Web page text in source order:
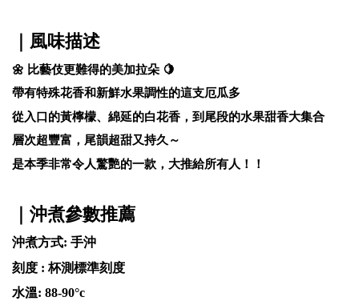
｜風味描述
🌼 比藝伎更難得的美加拉朵 🍋
帶有特殊花香和新鮮水果調性的這支厄瓜多
從入口的黃檸檬、綿延的白花香，到尾段的水果甜香大集合
層次超豐富，尾韻超甜又持久～
是本季非常令人驚艷的一款，大推給所有人！！
｜沖煮參數推薦
沖煮方式: 手沖
刻度 : 杯測標準刻度
水溫: 88-90°c